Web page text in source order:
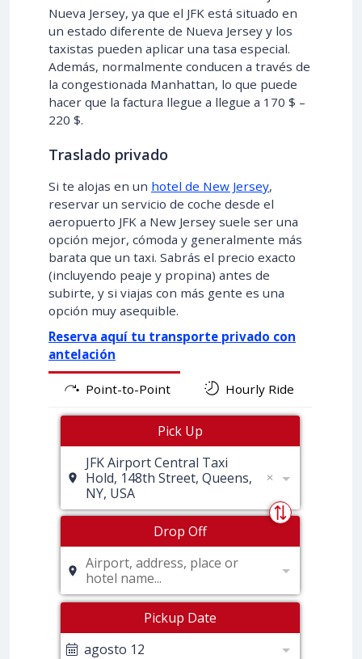
Nueva Jersey, ya que el JFK está situado en
un estado diferente de Nueva Jersey y los
taxistas pueden aplicar una tasa especial.
Además, normalmente conducen a través de
la congestionada Manhattan, lo que puede
hacer que la factura llegue a llegue a 170 $ –
220 $.
Traslado privado
Si te alojas en un hotel de New Jersey,
reservar un servicio de coche desde el
aeropuerto JFK a New Jersey suele ser una
opción mejor, cómoda y generalmente más
barata que un taxi. Sabrás el precio exacto
(incluyendo peaje y propina) antes de
subirte, y si viajas con más gente es una
opción muy asequible.
Reserva aquí tu transporte privado con
antelación
Point-to-Point Hourly Ride
Pick Up
JFK Airport Central Taxi
Hold, 148th Street, Queens,
NY, USA
Drop Off
Airport, address, place or
hotel name...
Pickup Date
agosto 12